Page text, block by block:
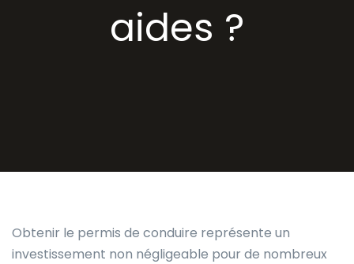
aides ?
Obtenir le permis de conduire représente un
investissement non négligeable pour de nombreux